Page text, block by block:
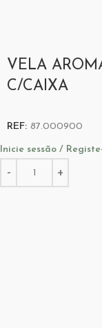
VELA
C/CAIXA
REF: 87.000900
Inicie sessão /